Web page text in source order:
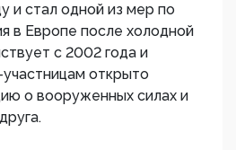
и стал одной из мер по
в Европе после холодной
с 2002 года и
открыто
о вооруженных силах и